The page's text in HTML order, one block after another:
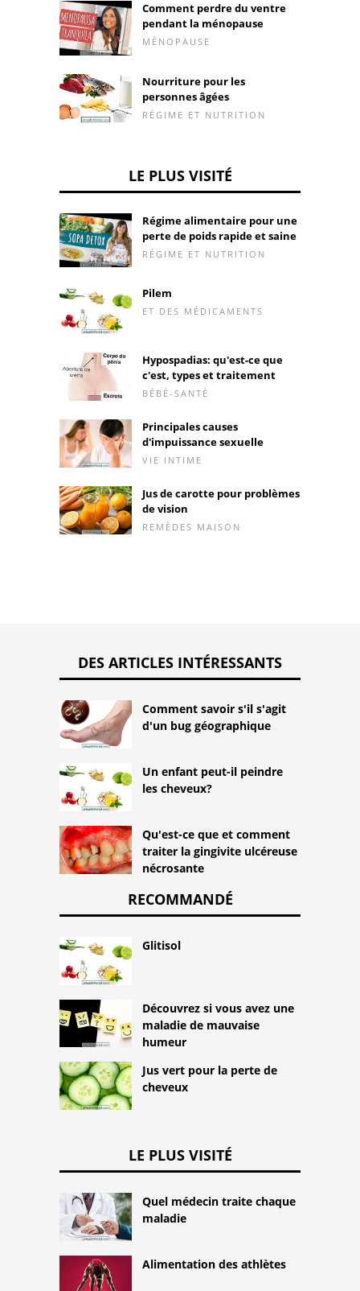
Comment perdre du ventre
pendant la ménopause
MÉNOPAUSE
Nourriture pour les
personnes âgées
RÉGIME ET NUTRITION
LE PLUS VISITÉ
Régime alimentaire pour une
perte de poids rapide et saine
RÉGIME ET NUTRITION
Pilem
ET DES MÉDICAMENTS
Hypospadias: qu'est-ce que
c'est, types et traitement
BÉBÉ-SANTÉ
Principales causes
d'impuissance sexuelle
VIE INTIME
Jus de carotte pour problèmes
de vision
REMÈDES MAISON
DES ARTICLES INTÉRESSANTS
Comment savoir s'il s'agit
d'un bug géographique
Un enfant peut-il peindre
les cheveux?
Qu'est-ce que et comment
traiter la gingivite ulcéreuse
nécrosante
RECOMMANDÉ
Glitisol
Découvrez si vous avez une
maladie de mauvaise
humeur
Jus vert pour la perte de
cheveux
LE PLUS VISITÉ
Quel médecin traite chaque
maladie
Alimentation des athlètes